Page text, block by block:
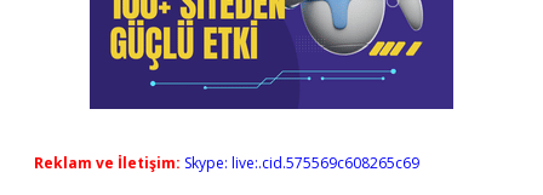
Reklam ve İletişim: Skype: live:.cid.575569c608265c69